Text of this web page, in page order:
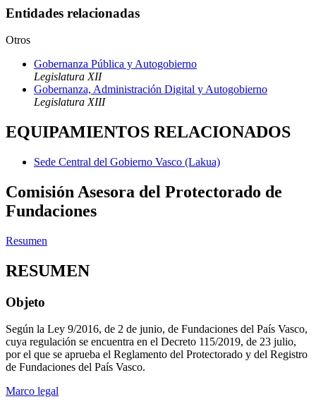
Entidades relacionadas
Otros
Gobernanza Pública y Autogobierno
Legislatura XII
Gobernanza, Administración Digital y Autogobierno
Legislatura XIII
EQUIPAMIENTOS RELACIONADOS
Sede Central del Gobierno Vasco (Lakua)
Comisión Asesora del Protectorado de
Fundaciones
Resumen
RESUMEN
Objeto
Según la Ley 9/2016, de 2 de junio, de Fundaciones del País Vasco,
cuya regulación se encuentra en el Decreto 115/2019, de 23 julio,
por el que se aprueba el Reglamento del Protectorado y del Registro
de Fundaciones del País Vasco.
Marco legal